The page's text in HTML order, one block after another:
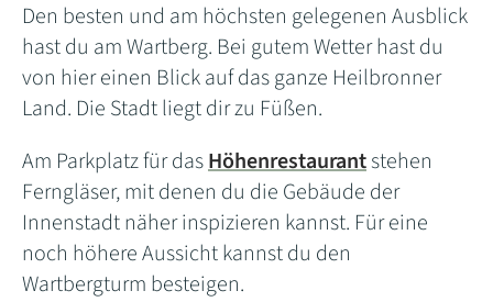
Den besten und am höchsten gelegenen Ausblick
hast du am Wartberg. Bei gutem Wetter hast du
von hier einen Blick auf das ganze Heilbronner
Land. Die Stadt liegt dir zu Füßen.
Am Parkplatz für dasHöhenrestaurantstehen
Ferngläser, mit denen du die Gebäude der
Innenstadt näher inspizieren kannst. Für eine
noch höhere Aussicht kannst du den
Wartbergturm besteigen.